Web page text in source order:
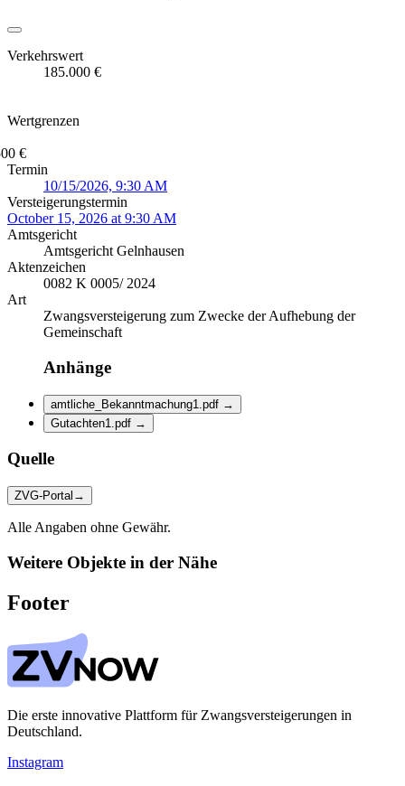
Verkehrswert
185.000 €
Wertgrenzen
€
Termin
10/15/2026, 9:30 AM
Versteigerungstermin
October 15, 2026 at 9:30 AM
Amtsgericht
Amtsgericht Gelnhausen
Aktenzeichen
0082 K 0005/ 2024
Art
Zwangsversteigerung zum Zwecke der Aufhebung der
Gemeinschaft
Anhänge
amtliche_Bekanntmachung1.pdf →
Gutachten1.pdf →
Quelle
ZVG-Portal →
Alle Angaben ohne Gewähr.
Weitere Objekte in der Nähe
Footer
Die erste innovative Plattform für Zwangsversteigerungen in
Deutschland.
Instagram